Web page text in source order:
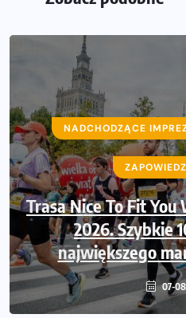
NADCHODZĄCE
Ruszają zapisy na
Maraton przy
06-